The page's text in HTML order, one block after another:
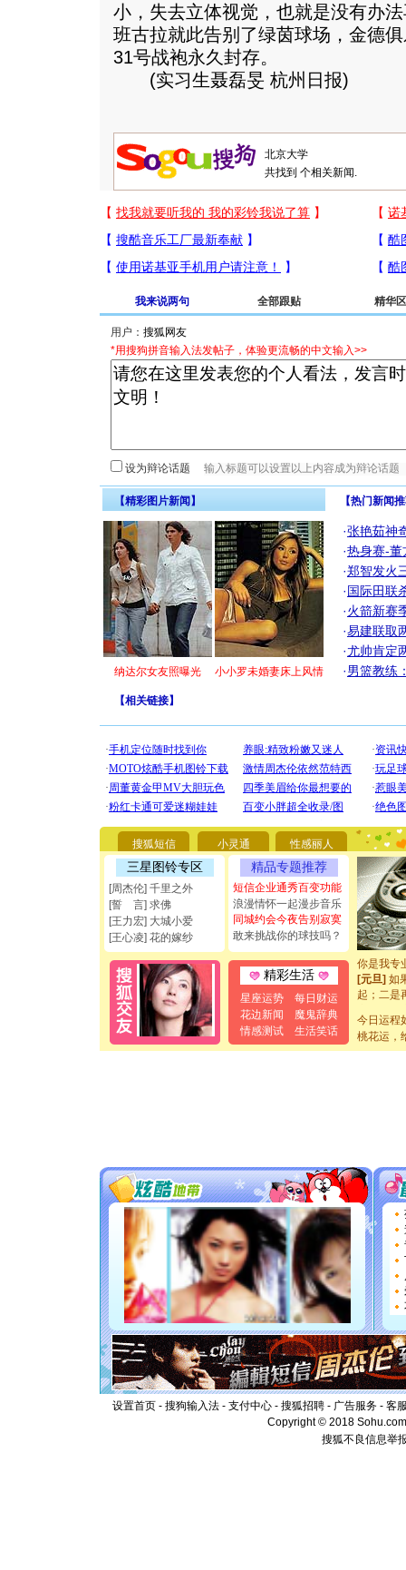
小，失去立体视觉，也就是没有办
班古拉就此告别了绿茵球场，金德
31号战袍永久封存。
(实习生聂磊旻 杭州日报)
共找到 个相关新闻.
我来说两句 全部跟贴 精华区
用户：
*用搜狗拼音输入法发帖子，体验更流畅的中文输入>>
设为辩论话题
【精彩图片新闻】
纳达尔女友照曝光 小小罗未婚妻床上风情
【热门新闻
·张艳茹神
·热身赛-董
·郑智发火
·国际田联
·火箭新赛
·易建联取
·尤帅肯定
·男篮教练
【相关链接】
搜狐短信 小灵通 性感丽人
三星图铃专区
[周杰伦] 千里之外
[誓 言] 求佛
[王力宏] 大城小爱
[王心凌] 花的嫁纱
精品专题推荐
短信企业通秀百变功能
浪漫情怀一起漫步音乐
同城约会今夜告别寂寞
敢来挑战你的球技吗？
精彩生活
星座运势
每日财运
花边新闻
魔鬼辞典
情感测试
生活笑话
[圣诞节]
要平安！
[圣诞节]
能正大光
都要快乐
[圣诞节]
如意,快
[元旦]看
断电。爱
你是我专
[元旦] 如
起；二是
[元旦]当
泣，这痛
卖了。水
你太多，
要平安
[圣诞节]
能正大
都要快乐
[圣诞节]
如意,快
[元旦]
看
断电。
你是我
[元旦]如
起；二是
离。水晶
[元旦]当
泣，这痛
卖了。水
[春节] 风
颜！冬去
今日运程
桃花运，
设置首页 - 搜狗输入法 - 支付中心 - 搜狐招聘 - 广告服务 - 客
Copyright © 2018
搜狐不良信息举